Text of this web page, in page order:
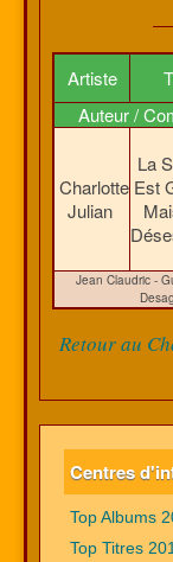
Artiste
Auteur /
Charlotte
Julian
La
Est
Jean Claudric -
Retour au
Centres
Top Albums
Top Titres